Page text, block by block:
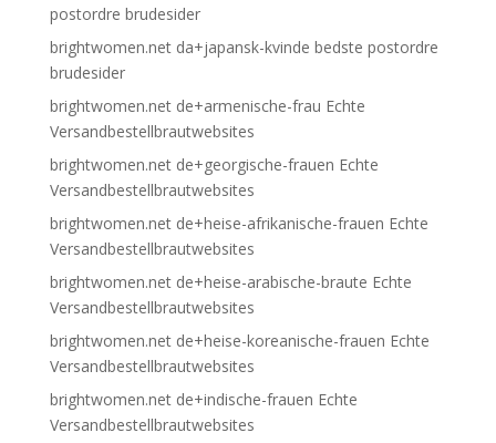
postordre brudesider
brightwomen.net da+japansk-kvinde bedste postordre
brudesider
brightwomen.net de+armenische-frau Echte
Versandbestellbrautwebsites
brightwomen.net de+georgische-frauen Echte
Versandbestellbrautwebsites
brightwomen.net de+heise-afrikanische-frauen Echte
Versandbestellbrautwebsites
brightwomen.net de+heise-arabische-braute Echte
Versandbestellbrautwebsites
brightwomen.net de+heise-koreanische-frauen Echte
Versandbestellbrautwebsites
brightwomen.net de+indische-frauen Echte
Versandbestellbrautwebsites